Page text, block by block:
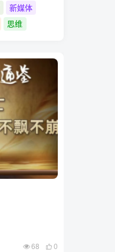
新媒体
思维
68 0